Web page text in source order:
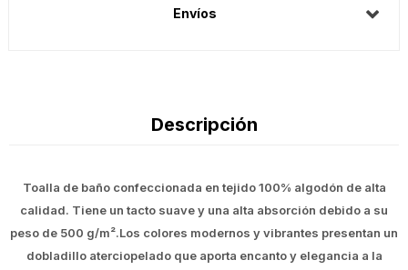
Envíos
Descripción
Toalla de baño confeccionada en tejido 100% algodón de alta
calidad. Tiene un tacto suave y una alta absorción debido a su
peso de 500 g/m².Los colores modernos y vibrantes presentan un
dobladillo aterciopelado que aporta encanto y elegancia a la